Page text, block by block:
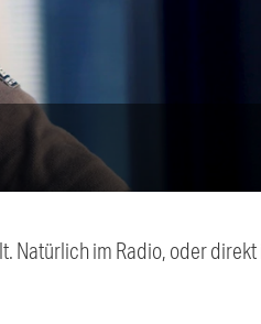
Natürlich im Radio, oder